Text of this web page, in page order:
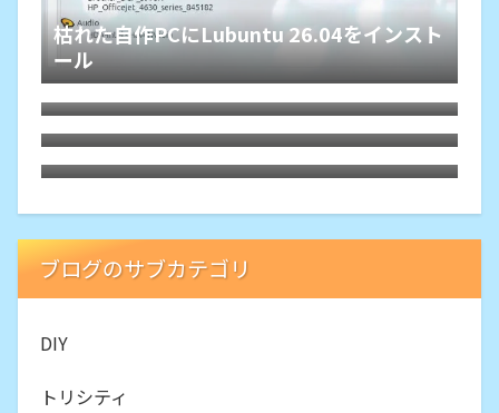
枯れた自作PCにLubuntu 26.04をインスト
ール
パスタ鍋の取っ手をカシュー塗装
3Dプリンタ「Ender3」を2度目のダイレク
ト化
改造した3Dプリンタを元のボーデン式に戻
す
ブログのサブカテゴリ
DIY
トリシティ